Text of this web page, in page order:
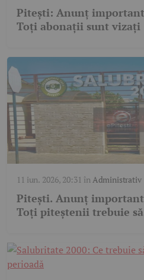
Pitești: Anunț
Toți abonații sunt vizați
11 iun. 2026, 20:31 în Administrativ
Pitești. Anunț
Toți piteștenii trebuie